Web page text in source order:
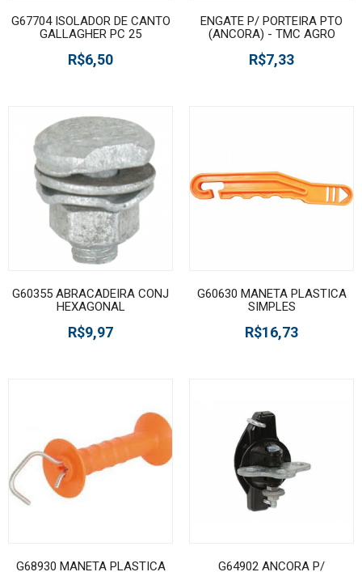
G67704 ISOLADOR DE CANTO
GALLAGHER PC 25
R$6,50
ENGATE P/ PORTEIRA PTO
(ANCORA) - TMC AGRO
R$7,33
G60355 ABRACADEIRA CONJ
HEXAGONAL
R$9,97
G60630 MANETA PLASTICA
SIMPLES
R$16,73
G68930 MANETA PLASTICA G64902 ANCORA P/